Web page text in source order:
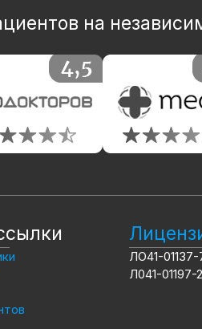
на
ЛО41-
Л041-01197-